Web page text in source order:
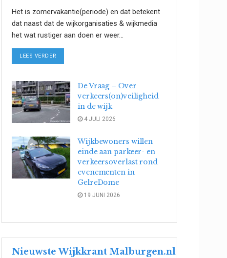
Het is zomervakantie(periode) en dat betekent
dat naast dat de wijkorganisaties & wijkmedia
het wat rustiger aan doen er weer...
LEES VERDER
De Vraag – Over
verkeers(on)veiligheid
in de wijk
4 JULI 2026
Wijkbewoners willen
einde aan parkeer- en
verkeersoverlast rond
evenementen in
GelreDome
19 JUNI 2026
Nieuwste Wijkkrant Malburgen.nl